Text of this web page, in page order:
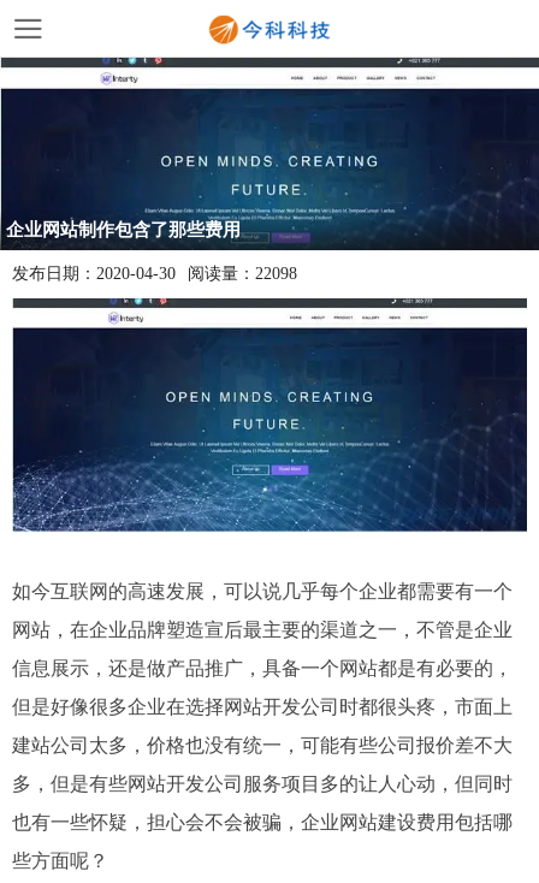
企业网站制作包含了那些费用
发布日期： 2020-04-30 阅读量： 22098
如今互联网的高速发展，可以说几乎每个企业都需要有一个
网站，在企业品牌塑造宣后最主要的渠道之一，不管是企业
信息展示，还是做产品推广，具备一个网站都是有必要的，
但是好像很多企业在选择网站开发公司时都很头疼，市面上
建站公司太多，价格也没有统一，可能有些公司报价差不大
多，但是有些网站开发公司服务项目多的让人心动，但同时
也有一些怀疑，担心会不会被骗， 企业网站建设费用包括哪
些方面呢？